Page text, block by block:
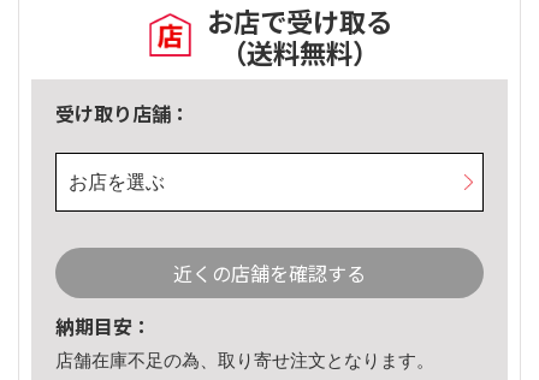
お店で受け取る
（送料無料）
受け取り店舗：
お店を選ぶ
近くの店舗を確認する
納期目安：
店舗在庫不足の為、取り寄せ注文となります。